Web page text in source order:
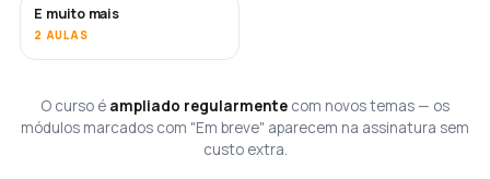
EM BREVE
E muito mais
2 AULAS
O curso é ampliado regularmente com novos temas — os
módulos marcados com "Em breve" aparecem na assinatura sem
custo extra.